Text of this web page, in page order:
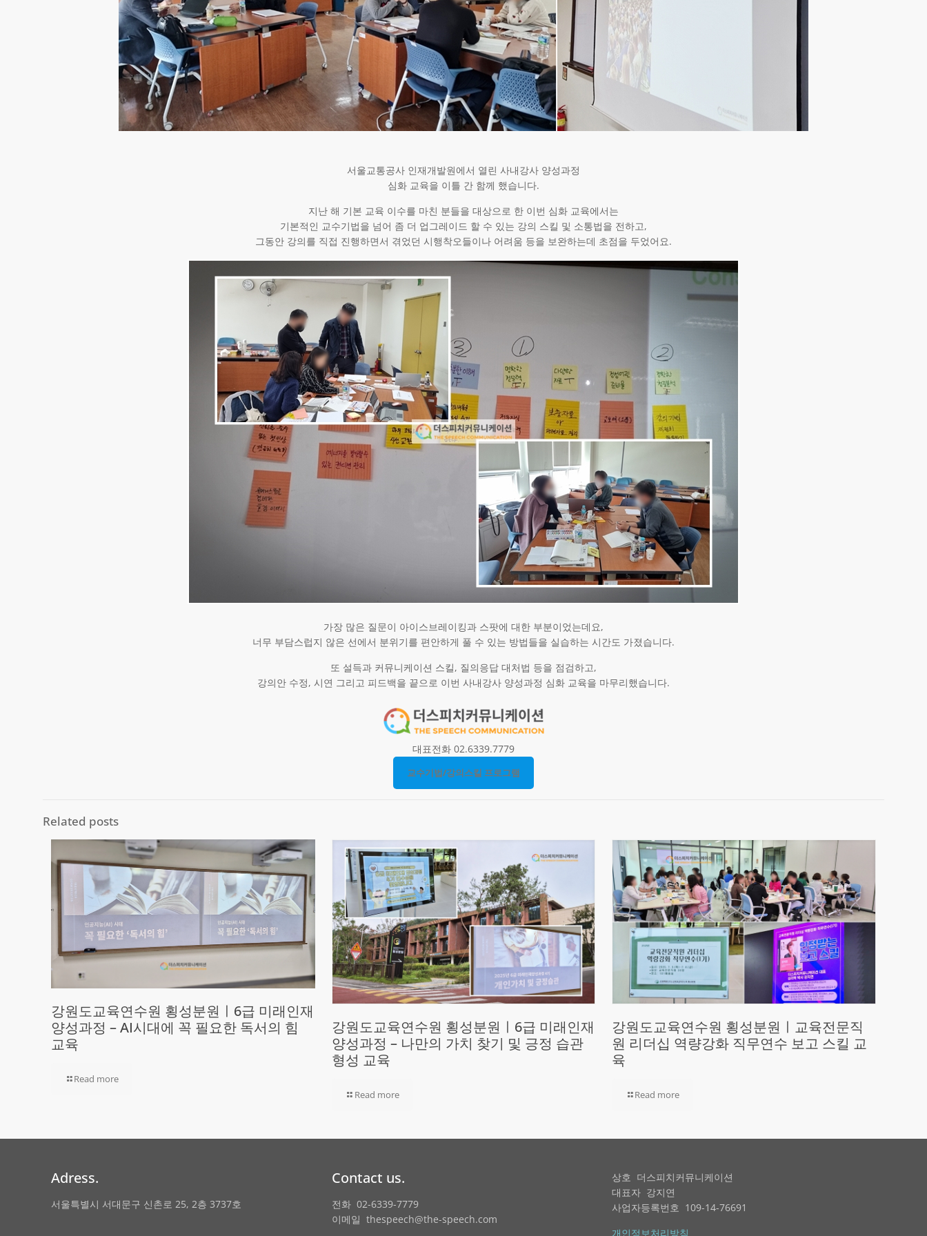
서울교통공사 인재개발원에서 열린 사내강사 양성과정
심화 교육을 이틀 간 함께 했습니다.
지난 해 기본 교육 이수를 마친 분들을 대상으로 한 이번 심화 교육에서는
기본적인 교수기법을 넘어 좀 더 업그레이드 할 수 있는 강의 스킬 및 소통법을 전하고,
그동안 강의를 직접 진행하면서 겪었던 시행착오들이나 어려움 등을 보완하는데 초점을 두었어요.
가장 많은 질문이 아이스브레이킹과 스팟에 대한 부분이었는데요,
너무 부담스럽지 않은 선에서 분위기를 편안하게 풀 수 있는 방법들을 실습하는 시간도 가졌습니다.
또 설득과 커뮤니케이션 스킬, 질의응답 대처법 등을 점검하고,
강의안 수정, 시연 그리고 피드백을 끝으로 이번 사내강사 양성과정 심화 교육을 마무리했습니다.
대표전화 02.6339.7779
교수기법/강의스킬 프로그램
Related posts
강원도교육연수원 횡성분원ㅣ6급 미래인재
양성과정 – AI시대에 꼭 필요한 독서의 힘
교육
Read more
강원도교육연수원 횡성분원ㅣ6급 미래인재
양성과정 – 나만의 가치 찾기 및 긍정 습관
형성 교육
Read more
강원도교육연수원 횡성분원ㅣ교육전문직
원 리더십 역량강화 직무연수 보고 스킬 교
육
Read more
Adress.
서울특별시 서대문구 신촌로 25, 2층 3737호
Contact us.
전화 02-6339-7779
이메일 thespeech@the-speech.com
상호 더스피치커뮤니케이션
대표자 강지연
사업자등록번호 109-14-76691
개인정보처리방침